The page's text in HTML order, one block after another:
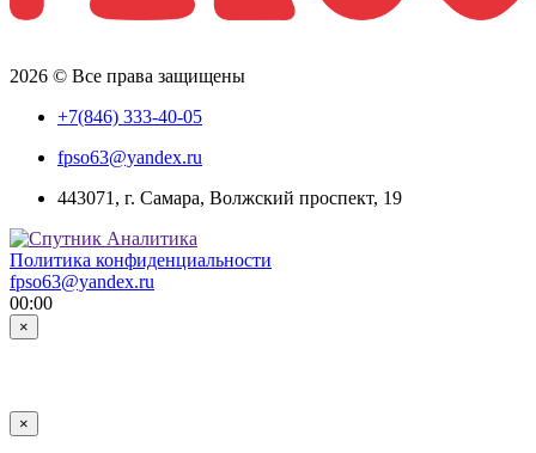
2026 © Все права защищены
+7(846) 333-40-05
fpso63@yandex.ru
443071, г. Самара, Волжский проспект, 19
Политика конфиденциальности
fpso63@yandex.ru
00:00
×
×